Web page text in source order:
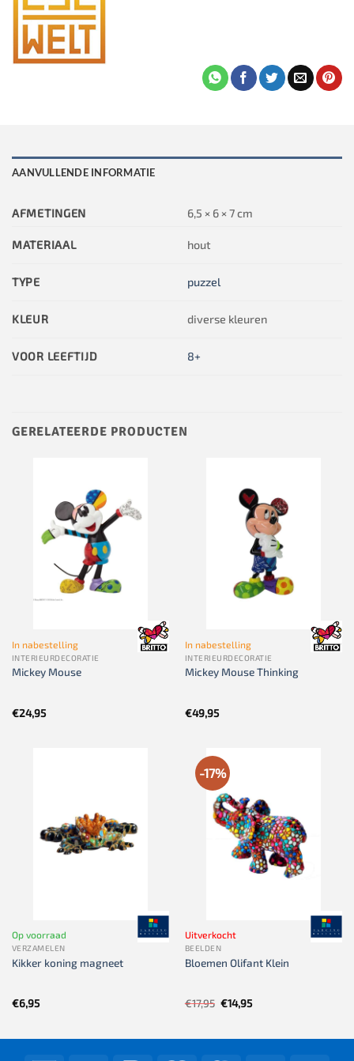
AANVULLENDE INFORMATIE
AFMETINGEN 6,5 × 6 × 7 cm
MATERIAAL hout
TYPE puzzel
KLEUR diverse kleuren
VOOR LEEFTIJD 8+
GERELATEERDE PRODUCTEN
In nabestelling
INTERIEURDECORATIE
Mickey Mouse
€24,95
In nabestelling
INTERIEURDECORATIE
Mickey Mouse Thinking
€49,95
Op voorraad
VERZAMELEN
Kikker koning magneet
€6,95
-17%
Uitverkocht
BEELDEN
Bloemen Olifant Klein
€17,95 Oorspronkelijke
prijs
€14,95Huidige